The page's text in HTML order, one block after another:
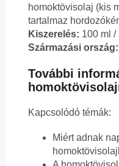
homoktövisolaj (kis
tartalmaz
Kiszerelés: 100 ml /
Származási ország:
További
Kapcsolódó témák:
Miért adnak